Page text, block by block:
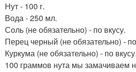
Нут - 100 г.
Вода - 250 мл.
Соль (не обязательно) - по вкусу.
Перец черный (не обязательно) -
Куркума (не обязательно) - по вкусу.
100 граммов нута мы замачиваем